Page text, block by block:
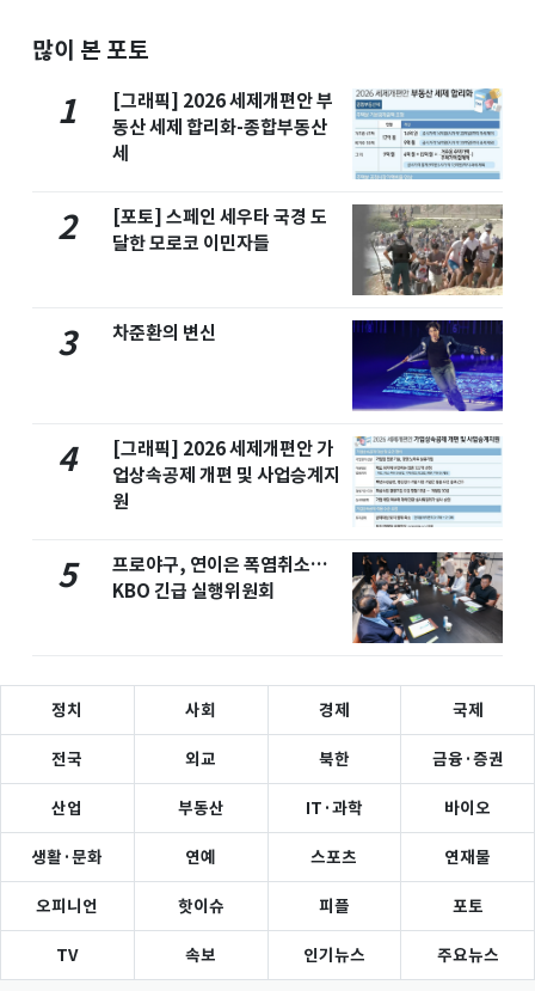
많이 본 포토
1
[그래픽] 2026 세제개편안 부
동산 세제 합리화-종합부동산
세
2
[포토] 스페인 세우타 국경 도
달한 모로코 이민자들
3 차준환의 변신
4
[그래픽] 2026 세제개편안 가
업상속공제 개편 및 사업승계지
원
5
프로야구, 연이은 폭염취소…
KBO 긴급 실행위원회
정치 사회 경제 국제
전국 외교 북한 금융·증권
산업 부동산 IT·과학 바이오
생활·문화 연예 스포츠 연재물
오피니언 핫이슈 피플 포토
TV 속보 인기뉴스 주요뉴스